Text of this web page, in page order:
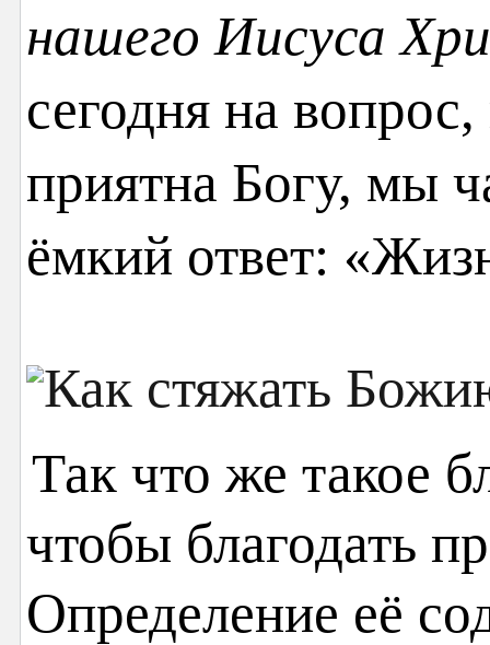
нашего Иисуса
сегодня на
приятна Богу, мы
ёмкий ответ:
Так что же такое
чтобы благодать
Определение её